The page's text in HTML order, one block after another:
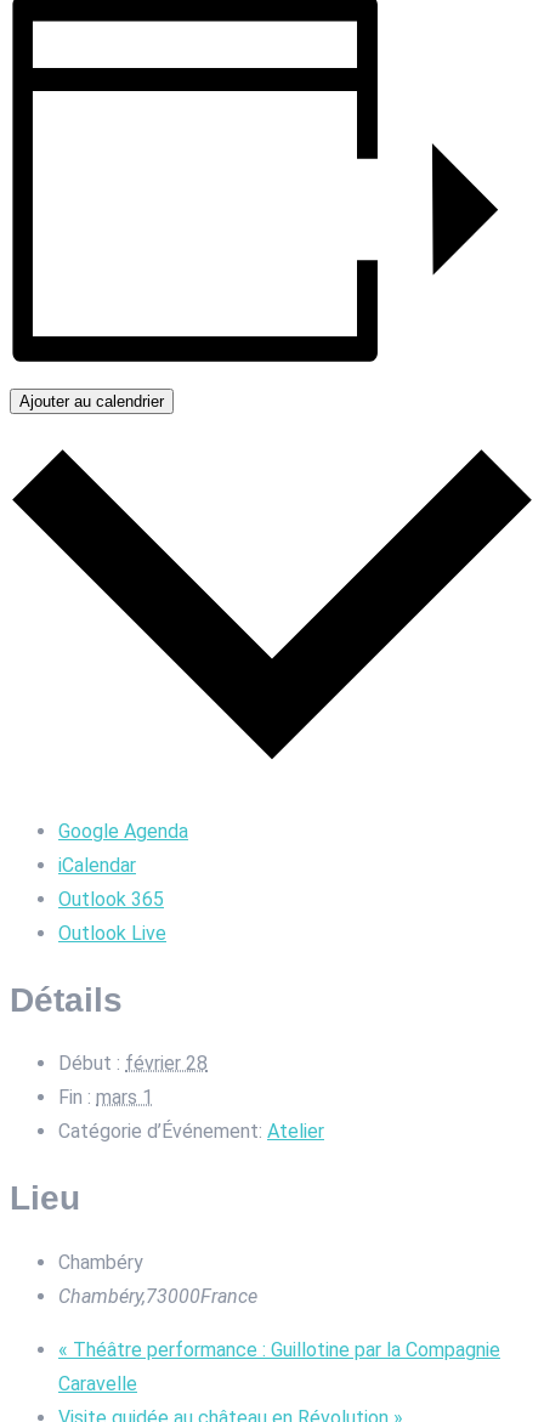
Ajouter au calendrier
Google Agenda
iCalendar
Outlook 365
Outlook Live
Détails
Début : février 28
Fin : mars 1
Catégorie d’Événement: Atelier
Lieu
Chambéry
Chambéry,73000France
« Théâtre performance : Guillotine par la Compagnie
Caravelle
Visite guidée au château en Révolution »